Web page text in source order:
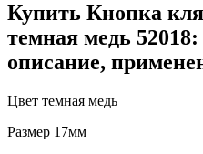
Купить Кнопка
темная медь
описание,
Цвет темная медь
Размер 17мм